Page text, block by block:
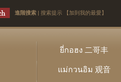
進階搜索 | 搜索提示 【加到我的最愛】
ยี่กอฮง 二哥丰
แม่กวนอิม 观音